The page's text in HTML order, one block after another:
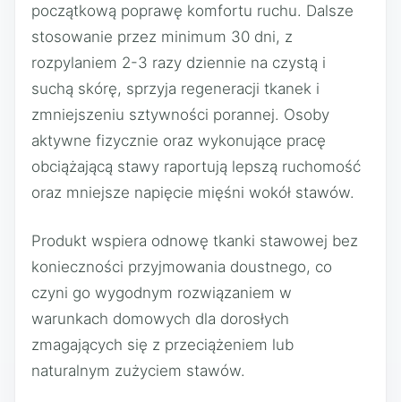
początkową poprawę komfortu ruchu. Dalsze
stosowanie przez minimum 30 dni, z
rozpylaniem 2-3 razy dziennie na czystą i
suchą skórę, sprzyja regeneracji tkanek i
zmniejszeniu sztywności porannej. Osoby
aktywne fizycznie oraz wykonujące pracę
obciążającą stawy raportują lepszą ruchomość
oraz mniejsze napięcie mięśni wokół stawów.
Produkt wspiera odnowę tkanki stawowej bez
konieczności przyjmowania doustnego, co
czyni go wygodnym rozwiązaniem w
warunkach domowych dla dorosłych
zmagających się z przeciążeniem lub
naturalnym zużyciem stawów.